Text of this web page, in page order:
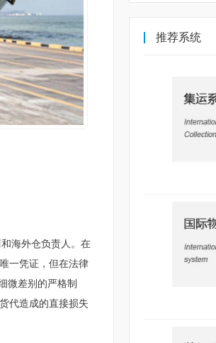
海外仓负责人。在
一凭证，但在法律
微差别的严格制
代造成的直接损失
推荐系统